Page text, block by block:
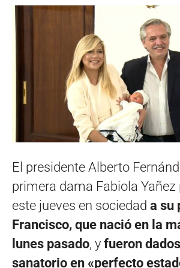
El presidente Alberto
primera dama Fabiola Yañez
este jueves en sociedad a su
Francisco, que nació en la
lunes pasado, y fueron
sanatorio en «perfecto